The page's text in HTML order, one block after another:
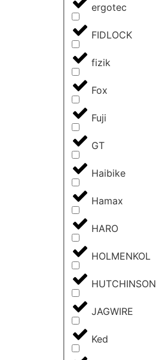
ergotec
FIDLOCK
fizik
Fox
Fuji
GT
Haibike
Hamax
HARO
HOLMENKOL
HUTCHINSON
JAGWIRE
Ked